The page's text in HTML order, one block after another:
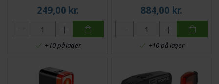
249,00 kr.
+10 på lager
884,00 kr.
+10 på lager